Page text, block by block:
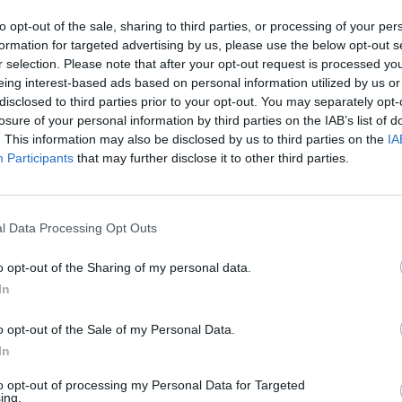
opt-out of the sale, sharing to third parties, or processing of your
for targeted advertising by us, please use the below opt-out
selection. Please note that after your opt-out request is processed
interest-based ads based on personal information utilized by us
to third parties prior to your opt-out. You may separately
of your personal information by third parties on the IAB’s list of
This information may also be disclosed by us to third parties on the
Participants that may further disclose it to other third parties.
Data Processing Opt Outs
opt-out of the Sharing of my personal data.
opt-out of the Sale of my Personal Data.
opt-out of processing my Personal Data for Targeted
divers projets, notamment avec Netflix et en
Women» dans le magazine Fortune. Le couple a
des critiques, notamment de la part d’animateurs
mariage et la naissance de leur premier enfant,
en tête de ce sondage a relancé de nombreux échanges
dans le classement
avis. Un a déclaré : «